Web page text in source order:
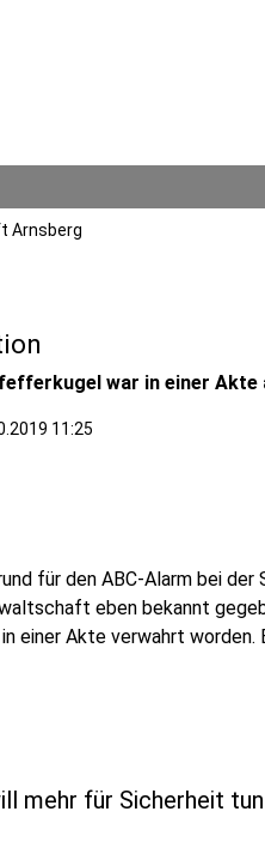
Arnsberg
war in einer Akte
11:25
für den ABC-Alarm bei
eben bekannt
einer Akte verwahrt
mehr für Sicherheit tun